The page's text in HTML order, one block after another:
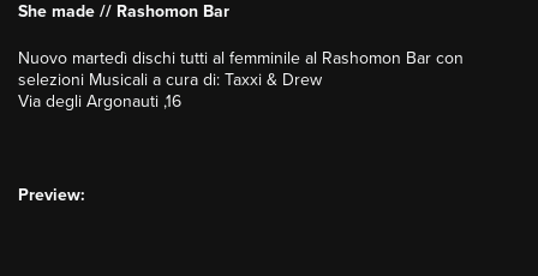
She made // Rashomon Bar
Nuovo martedì dischi tutti al femminile al Rashomon Bar con
selezioni Musicali a cura di: Taxxi & Drew
Via degli Argonauti ,16
Preview: